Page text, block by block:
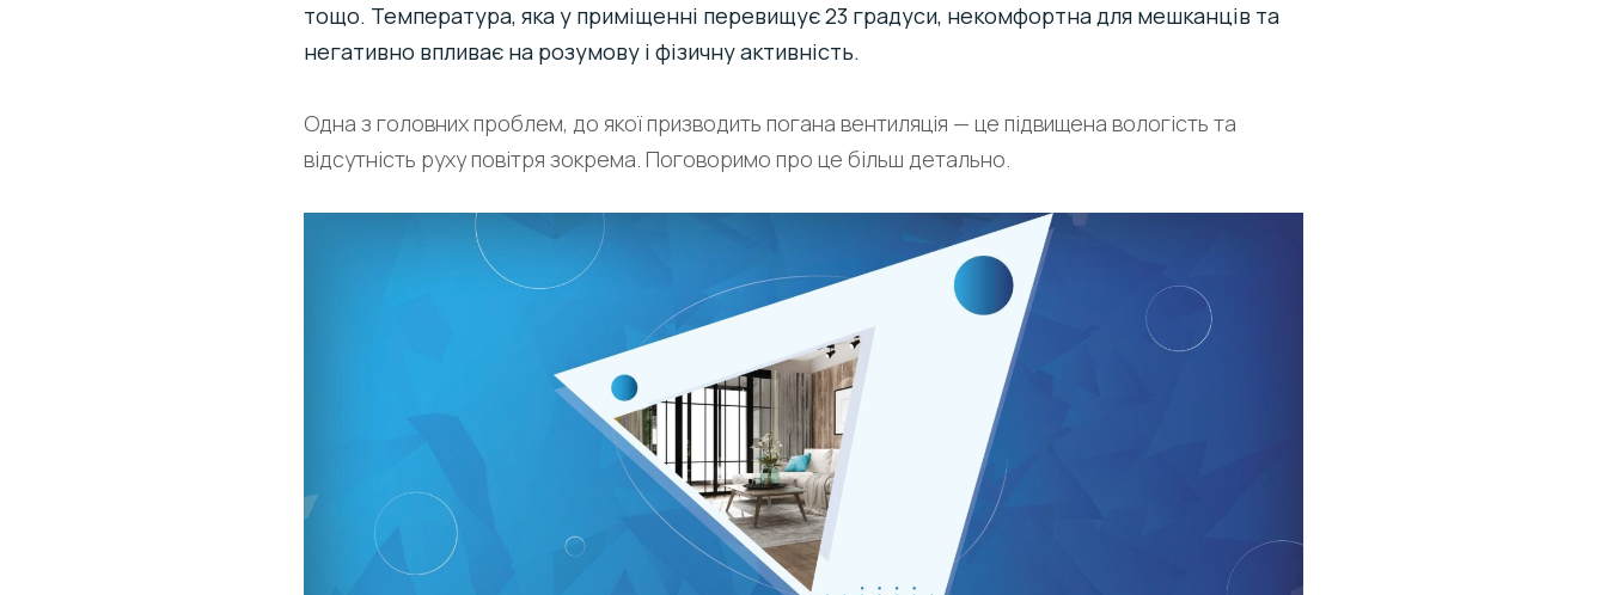
тощо. Температура, яка у приміщенні перевищує 23 градуси, некомфортна для мешканців та
негативно впливає на розумову і фізичну активність.
Одна з головних проблем, до якої призводить погана вентиляція — це підвищена вологість та
відсутність руху повітря зокрема. Поговоримо про це більш детально.